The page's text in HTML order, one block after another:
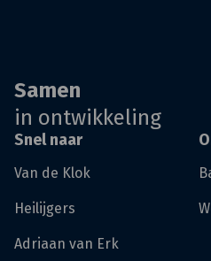
Samen
in ontwikkeling
Snel naar
Van de Klok
Heilijgers
Adriaan van Erk